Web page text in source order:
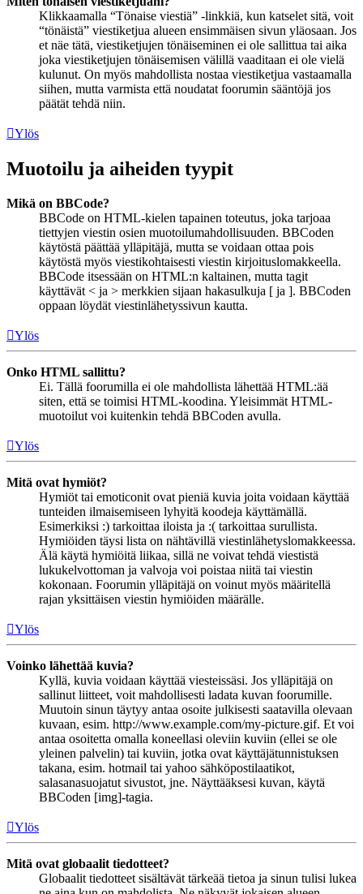
Klikkaamalla “Tönaise viestiä” -linkkiä, kun katselet sitä, voit
“tönäistä” viestiketjua alueen ensimmäisen sivun yläosaan. Jos
et näe tätä, viestiketjujen tönäiseminen ei ole sallittua tai aika
joka viestiketjujen tönäisemisen välillä vaaditaan ei ole vielä
kulunut. On myös mahdollista nostaa viestiketjua vastaamalla
siihen, mutta varmista että noudatat foorumin sääntöjä jos
päätät tehdä niin.
Ylös
Muotoilu ja aiheiden tyypit
Mikä on BBCode?
BBCode on HTML-kielen tapainen toteutus, joka tarjoaa
tiettyjen viestin osien muotoilumahdollisuuden. BBCoden
käytöstä päättää ylläpitäjä, mutta se voidaan ottaa pois
käytöstä myös viestikohtaisesti viestin kirjoituslomakkeella.
BBCode itsessään on HTML:n kaltainen, mutta tagit
käyttävät < ja > merkkien sijaan hakasulkuja [ ja ]. BBCoden
oppaan löydät viestinlähetyssivun kautta.
Ylös
Onko HTML sallittu?
Ei. Tällä foorumilla ei ole mahdollista lähettää HTML:ää
siten, että se toimisi HTML-koodina. Yleisimmät HTML-
muotoilut voi kuitenkin tehdä BBCoden avulla.
Ylös
Mitä ovat hymiöt?
Hymiöt tai emoticonit ovat pieniä kuvia joita voidaan käyttää
tunteiden ilmaisemiseen lyhyitä koodeja käyttämällä.
Esimerkiksi :) tarkoittaa iloista ja :( tarkoittaa surullista.
Hymiöiden täysi lista on nähtävillä viestinlähetyslomakkeessa.
Älä käytä hymiöitä liikaa, sillä ne voivat tehdä viestistä
lukukelvottoman ja valvoja voi poistaa niitä tai viestin
kokonaan. Foorumin ylläpitäjä on voinut myös määritellä
rajan yksittäisen viestin hymiöiden määrälle.
Ylös
Voinko lähettää kuvia?
Kyllä, kuvia voidaan käyttää viesteissäsi. Jos ylläpitäjä on
sallinut liitteet, voit mahdollisesti ladata kuvan foorumille.
Muutoin sinun täytyy antaa osoite julkisesti saatavilla olevaan
kuvaan, esim. http://www.example.com/my-picture.gif. Et voi
antaa osoitetta omalla koneellasi oleviin kuviin (ellei se ole
yleinen palvelin) tai kuviin, jotka ovat käyttäjätunnistuksen
takana, esim. hotmail tai yahoo sähköpostilaatikot,
salasanasuojatut sivustot, jne. Näyttääksesi kuvan, käytä
BBCoden [img]-tagia.
Ylös
Mitä ovat globaalit tiedotteet?
Globaalit tiedotteet sisältävät tärkeää tietoa ja sinun tulisi lukea